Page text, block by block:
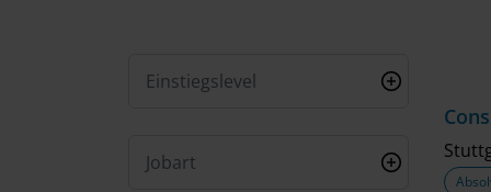
Einstiegslevel
Jobart